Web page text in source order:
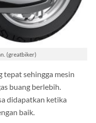
(greatbiker)
sehingga mesin
buang berlebih.
didapatkan ketika
baik.